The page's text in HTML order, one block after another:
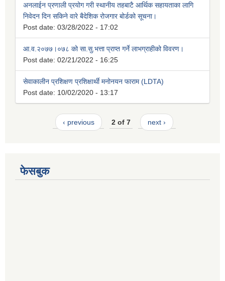
अनलाईन प्रणाली प्रयोग गरी स्थानीय तहबाटै आर्थिक सहायताका लागि
निवेदन दिन सकिने वारे बैदेशिक रोजगार बोर्डको सूचना।
Post date: 03/28/2022 - 17:02
आ.व.२०७७।०७८ को सा.सु.भत्ता प्राप्त गर्ने लाभग्राहीको विवरण।
Post date: 02/21/2022 - 16:25
सेवाकालीन प्रशिक्षण प्रशिक्षार्थी मनोनयन फाराम (LDTA)
Post date: 10/02/2020 - 13:17
‹ previous 2 of 7 next ›
फेसबुक